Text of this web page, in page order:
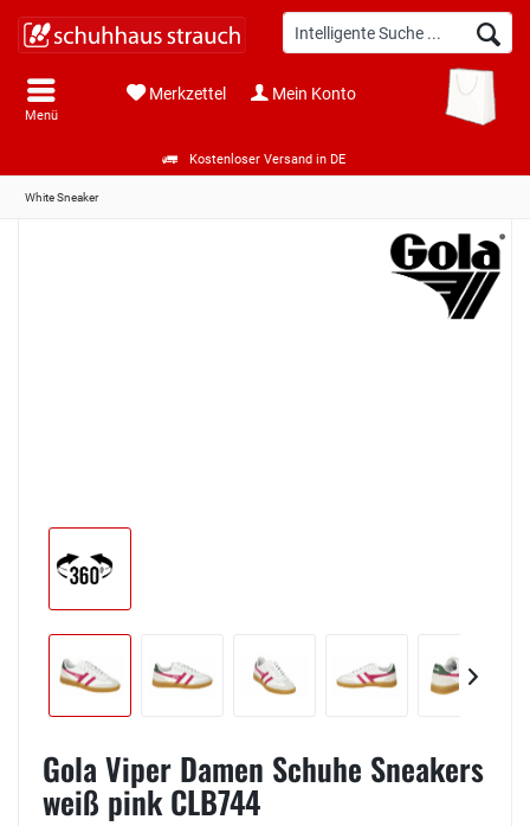
Kostenloser Versand in DE
Menü
Merkzettel Mein Konto
White Sneaker
Gola Viper Damen Schuhe Sneakers
weiß pink CLB744